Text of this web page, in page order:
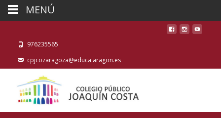
976235565
cpjcozaragoza@educa.aragon.es
MENÚ